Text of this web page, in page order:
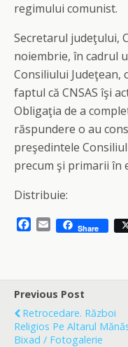
regimului comunist.
Secretarul judeţului,
noiembrie, în cadrul
Consiliului Judeţean,
faptul că CNSAS îşi
Obligaţia de a
răspundere o au
preşedintele
precum şi primarii în
Distribuie:
b
o
o
k
E
l
Share
Previous Post
Retrocedare. Război
Religios Pe Altarul
Bixad / Fotogalerie